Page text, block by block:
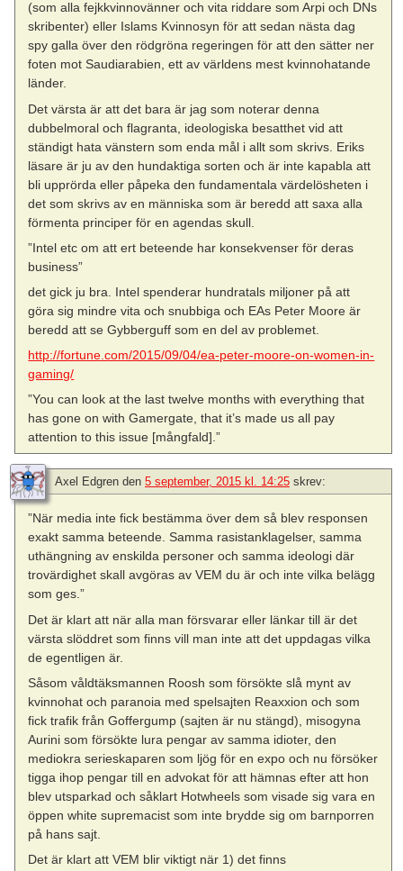
(som alla fejkkvinnovänner och vita riddare som Arpi och DNs
skribenter) eller Islams Kvinnosyn för att sedan nästa dag
spy galla över den rödgröna regeringen för att den sätter ner
foten mot Saudiarabien, ett av världens mest kvinnohatande
länder.
Det värsta är att det bara är jag som noterar denna
dubbelmoral och flagranta, ideologiska besatthet vid att
ständigt hata vänstern som enda mål i allt som skrivs. Eriks
läsare är ju av den hundaktiga sorten och är inte kapabla att
bli upprörda eller påpeka den fundamentala värdelösheten i
det som skrivs av en människa som är beredd att saxa alla
förmenta principer för en agendas skull.
”Intel etc om att ert beteende har konsekvenser för deras
business”
det gick ju bra. Intel spenderar hundratals miljoner på att
göra sig mindre vita och snubbiga och EAs Peter Moore är
beredd att se Gybberguff som en del av problemet.
http://fortune.com/2015/09/04/ea-peter-moore-on-women-in-
gaming/
”You can look at the last twelve months with everything that
has gone on with Gamergate, that it’s made us all pay
attention to this issue [mångfald].”
Axel Edgren den 5 september, 2015 kl. 14:25 skrev:
”När media inte fick bestämma över dem så blev responsen
exakt samma beteende. Samma rasistanklagelser, samma
uthängning av enskilda personer och samma ideologi där
trovärdighet skall avgöras av VEM du är och inte vilka belägg
som ges.”
Det är klart att när alla man försvarar eller länkar till är det
värsta slöddret som finns vill man inte att det uppdagas vilka
de egentligen är.
Såsom våldtäksmannen Roosh som försökte slå mynt av
kvinnohat och paranoia med spelsajten Reaxxion och som
fick trafik från Goffergump (sajten är nu stängd), misogyna
Aurini som försökte lura pengar av samma idioter, den
mediokra serieskaparen som ljög för en expo och nu försöker
tigga ihop pengar till en advokat för att hämnas efter att hon
blev utsparkad och såklart Hotwheels som visade sig vara en
öppen white supremacist som inte brydde sig om barnporren
på hans sajt.
Det är klart att VEM blir viktigt när 1) det finns